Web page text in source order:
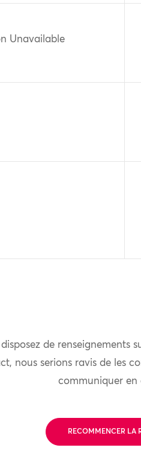
Unavailable
de renseignements
nous serions ravis de les
communiquer en
RECOMMENCER LA